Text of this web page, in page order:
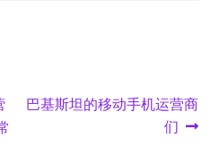
Next
巴基斯坦的移动手机运营商
们